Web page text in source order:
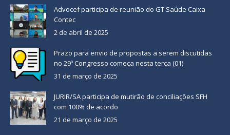
Advocef participa de reunião do GT Saúde Caixa
Contec
2 de abril de 2025
Prazo para envio de propostas a serem discutidas
no 29º Congresso começa nesta terça (01)
31 de março de 2025
JURIR/SA participa de mutirão de conciliações SFH
com 100% de acordo
21 de março de 2025